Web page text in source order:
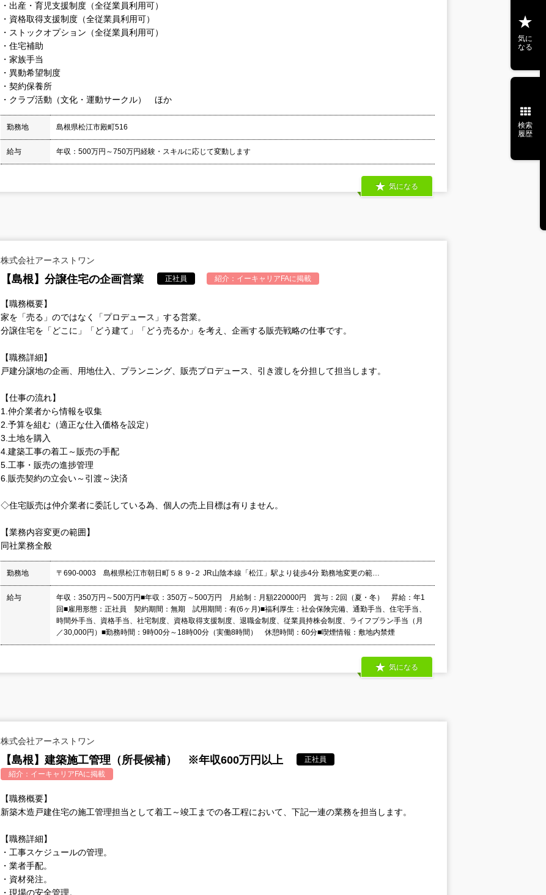
・出産・育児支援制度（全従業員利用可）
・資格取得支援制度（全従業員利用可）
・ストックオプション（全従業員利用可）
・住宅補助
・家族手当
・異動希望制度
・契約保養所
・クラブ活動（文化・運動サークル） ほか
勤務地 島根県松江市殿町516
給与 年収：500万円～750万円経験・スキルに応じて変動します
気になる
株式会社アーネストワン
【島根】分譲住宅の企画営業 正社員 紹介： イーキャリアFAに掲載
【職務概要】
家を「売る」のではなく「プロデュース」する営業。
分譲住宅を「どこに」「どう建て」「どう売るか」を考え、企画する販売戦略の仕事です。
【職務詳細】
戸建分譲地の企画、用地仕入、プランニング、販売プロデュース、引き渡しを分担して担当します。
【仕事の流れ】
1.仲介業者から情報を収集
2.予算を組む（適正な仕入価格を設定）
3.土地を購入
4.建築工事の着工～販売の手配
5.工事・販売の進捗管理
6.販売契約の立会い～引渡～決済
◇住宅販売は仲介業者に委託している為、個人の売上目標は有りません。
【業務内容変更の範囲】
同社業務全般
勤務地 〒690-0003 島根県松江市朝日町５８９-２ JR山陰本線「松江」駅より徒歩4分 勤務地変更の範…
給与
年収：350万円～500万円■年収：350万～500万円 月給制：月額220000円 賞与：2回（夏・冬） 昇給：年1
回■雇用形態：正社員 契約期間：無期 試用期間：有(6ヶ月)■福利厚生：社会保険完備、通勤手当、住宅手当、
時間外手当、資格手当、社宅制度、資格取得支援制度、退職金制度、従業員持株会制度、ライフプラン手当（月
／30,000円）■勤務時間：9時00分～18時00分（実働8時間） 休憩時間：60分■喫煙情報：敷地内禁煙
気になる
株式会社アーネストワン
【島根】建築施工管理（所長候補） ※年収600万円以上
正社員
紹介： イーキャリアFAに掲載
【職務概要】
新築木造戸建住宅の施工管理担当として着工～竣工までの各工程において、下記一連の業務を担当します。
【職務詳細】
・工事スケジュールの管理。
・業者手配。
・資材発注。
・現場の安全管理。
気に
なる
検索
履歴